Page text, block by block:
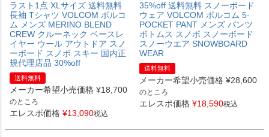
ラスト1点 XLサイズ 送料無料
長袖 Tシャツ VOLCOM ボルコ
ム メンズ MERINO BLEND
CREW クルーネック ベースレ
イヤー ウール アウトドア スノ
ーボード スノボ スキー 国内正
規代理店品 30%off
送料無料
メーカー希望小売価格 ¥18,700
のところ
エレスポ価格 ¥13,090税込
35%off 送料無料 スノーボード
ウェア VOLCOM ボルコム 5-
POCKET PANT メンズ パンツ
ボトムス スノボ スノーボード
スノーウエア SNOWBOARD
WEAR
送料無料
メーカー希望小売価格 ¥28,600
のところ
エレスポ価格 ¥18,590税込